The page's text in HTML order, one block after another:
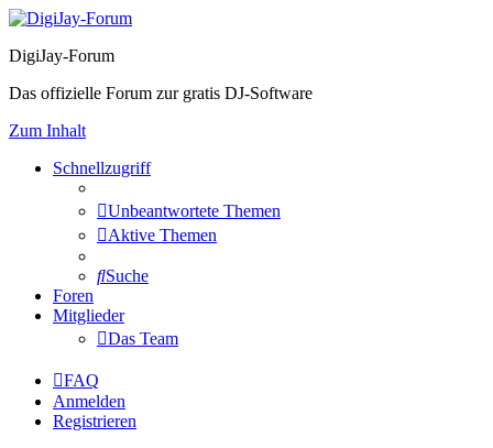
DigiJay-Forum
Das offizielle Forum zur gratis DJ-Software
Zum Inhalt
Schnellzugriff
Unbeantwortete Themen
Aktive Themen
Suche
Foren
Mitglieder
Das Team
FAQ
Anmelden
Registrieren